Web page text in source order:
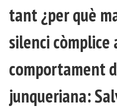
tant ¿per què
silenci còmplice
comportament
junqueriana: